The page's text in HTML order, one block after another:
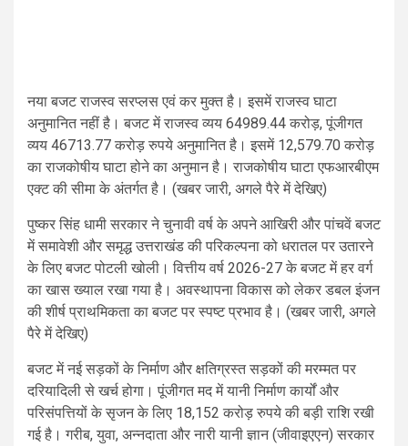
नया बजट राजस्व सरप्लस एवं कर मुक्त है। इसमें राजस्व घाटा
अनुमानित नहीं है। बजट में राजस्व व्यय 64989.44 करोड़, पूंजीगत
व्यय 46713.77 करोड़ रुपये अनुमानित है। इसमें 12,579.70 करोड़
का राजकोषीय घाटा होने का अनुमान है। राजकोषीय घाटा एफआरबीएम
एक्ट की सीमा के अंतर्गत है। (खबर जारी, अगले पैरे में देखिए)
पुष्कर सिंह धामी सरकार ने चुनावी वर्ष के अपने आखिरी और पांचवें बजट
में समावेशी और समृद्ध उत्तराखंड की परिकल्पना को धरातल पर उतारने
के लिए बजट पोटली खोली। वित्तीय वर्ष 2026-27 के बजट में हर वर्ग
का खास ख्याल रखा गया है। अवस्थापना विकास को लेकर डबल इंजन
की शीर्ष प्राथमिकता का बजट पर स्पष्ट प्रभाव है। (खबर जारी, अगले
पैरे में देखिए)
बजट में नई सड़कों के निर्माण और क्षतिग्रस्त सड़कों की मरम्मत पर
दरियादिली से खर्च होगा। पूंजीगत मद में यानी निर्माण कार्यों और
परिसंपत्तियों के सृजन के लिए 18,152 करोड़ रुपये की बड़ी राशि रखी
गई है। गरीब, युवा, अन्नदाता और नारी यानी ज्ञान (जीवाइएएन) सरकार